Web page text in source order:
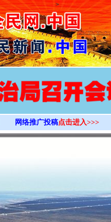
>
网络推广投稿点击进入>>>